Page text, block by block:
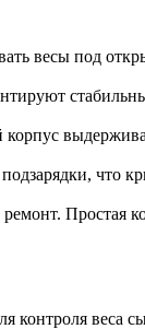
весы под
что
Простая
веса